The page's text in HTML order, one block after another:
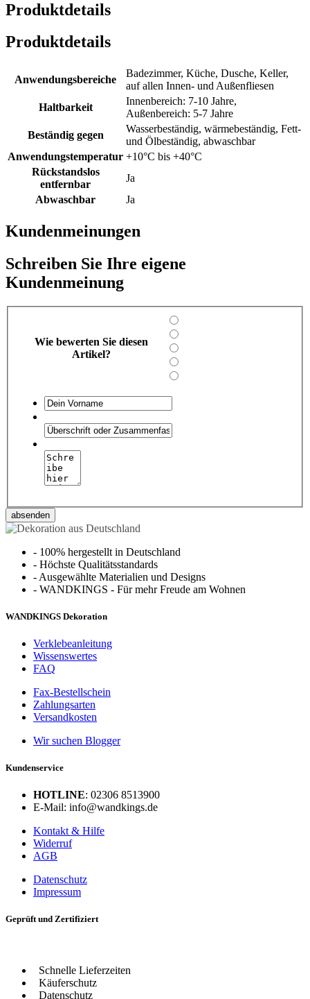
Produktdetails
Produktdetails
Anwendungsbereiche
Badezimmer, Küche, Dusche, Keller,
auf allen Innen- und Außenfliesen
Haltbarkeit
Innenbereich: 7-10 Jahre,
Außenbereich: 5-7 Jahre
Beständig gegen
Wasserbeständig, wärmebeständig, Fett-
und Ölbeständig, abwaschbar
Anwendungstemperatur +10°C bis +40°C
Rückstandslos
entfernbar
Ja
Abwaschbar
Ja
Kundenmeinungen
Schreiben Sie Ihre eigene
Kundenmeinung
Wie bewerten Sie diesen
Artikel?
absenden
- 100% hergestellt in Deutschland
- Höchste Qualitätsstandards
- Ausgewählte Materialien und Designs
- WANDKINGS - Für mehr Freude am Wohnen
WANDKINGS Dekoration
Verklebeanleitung
Wissenswertes
FAQ
Fax-Bestellschein
Zahlungsarten
Versandkosten
Wir suchen Blogger
Kundenservice
HOTLINE: 02306 8513900
E-Mail: info@wandkings.de
Kontakt & Hilfe
Widerruf
AGB
Datenschutz
Impressum
Geprüft und Zertifiziert
Schnelle Lieferzeiten
Käuferschutz
Datenschutz